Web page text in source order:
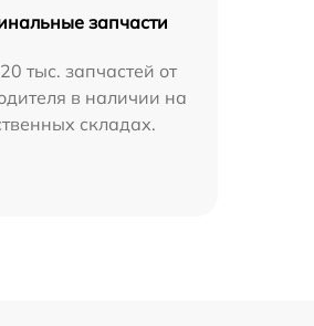
запчасти
тыс. запчастей от
в наличии на
складах.